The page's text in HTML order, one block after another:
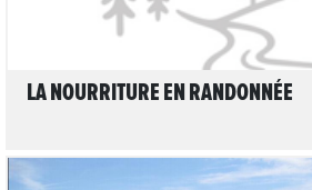
LA NOURRITURE EN RANDONNÉE